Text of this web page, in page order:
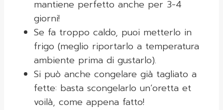
mantiene perfetto anche per 3-4
giorni!
Se fa troppo caldo, puoi metterlo in
frigo (meglio riportarlo a temperatura
ambiente prima di gustarlo).
Si può anche congelare già tagliato a
fette: basta scongelarlo un’oretta et
voilà, come appena fatto!